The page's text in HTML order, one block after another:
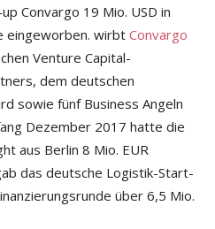
Convargo 19 Mio. USD in
eingeworben. wirbt Convargo
Venture Capital-
dem deutschen
sowie fünf Business Angeln
Dezember 2017 hatte die
aus Berlin 8 Mio. EUR
das deutsche Logistik-Start-
über 6,5 Mio.